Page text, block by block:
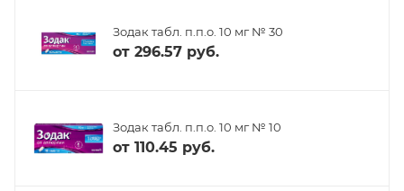
Зодак табл. п.п.о. 10 мг № 30
от 296.57 руб.
Зодак табл. п.п.о. 10 мг № 10
от 110.45 руб.